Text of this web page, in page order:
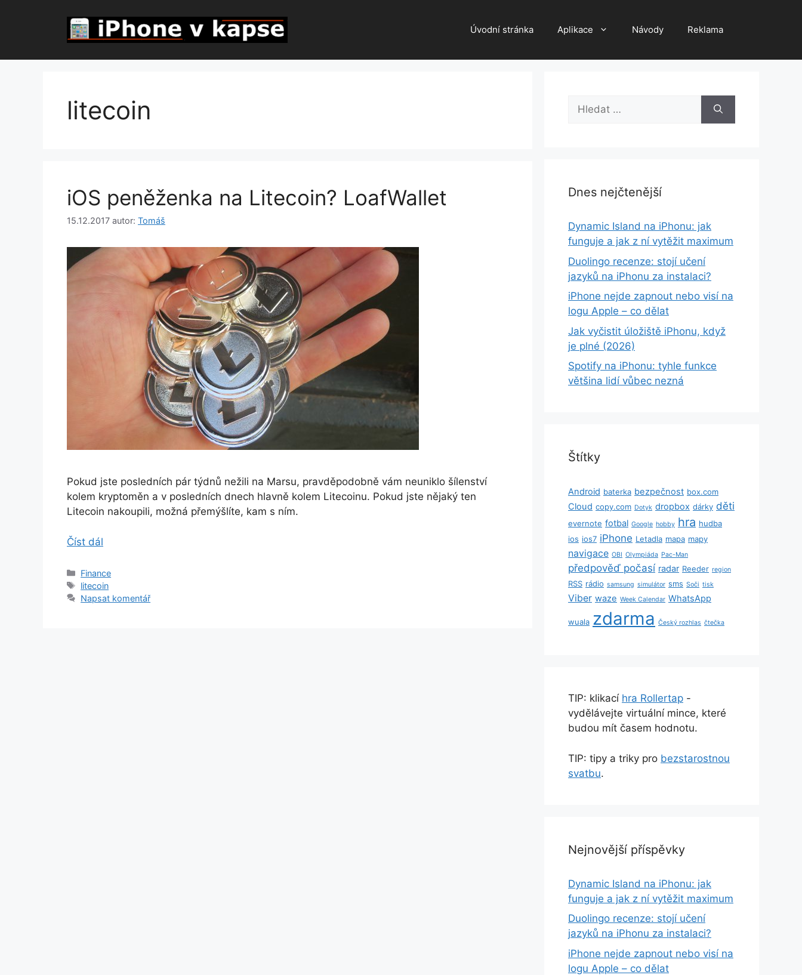
Úvodní stránka Aplikace Návody Reklama
litecoin
iOS peněženka na Litecoin? LoafWallet
15.12.2017 autor: Tomáš
Pokud jste posledních pár týdnů nežili na Marsu, pravděpodobně vám neuniklo šílenství
kolem kryptoměn a v posledních dnech hlavně kolem Litecoinu. Pokud jste nějaký ten
Litecoin nakoupili, možná přemýšlíte, kam s ním.
Číst dál
Rubriky
Finance
Štítky
litecoin
Napsat komentář
Hledat:
Dnes nejčtenější
Dynamic Island na iPhonu: jak
funguje a jak z ní vytěžit maximum
Duolingo recenze: stojí učení
jazyků na iPhonu za instalaci?
iPhone nejde zapnout nebo visí na
logu Apple – co dělat
Jak vyčistit úložiště iPhonu, když
je plné (2026)
Spotify na iPhonu: tyhle funkce
většina lidí vůbec nezná
Štítky
Android baterka bezpečnost box.com
Cloud copy.com Dotyk dropbox dárky děti
evernote fotbal Google hobby hra hudba
ios ios7 iPhone Letadla mapa mapy
navigace OBI Olympiáda Pac-Man
předpověď počasí radar Reeder region
RSS rádio samsung simulátor sms Soči tisk
Viber waze Week Calendar WhatsApp
wuala zdarma Český rozhlas čtečka
TIP: klikací hra Rollertap -
vydělávejte virtuální mince, které
budou mít časem hodnotu.
TIP: tipy a triky pro bezstarostnou
svatbu.
Nejnovější příspěvky
Dynamic Island na iPhonu: jak
funguje a jak z ní vytěžit maximum
Duolingo recenze: stojí učení
jazyků na iPhonu za instalaci?
iPhone nejde zapnout nebo visí na
logu Apple – co dělat